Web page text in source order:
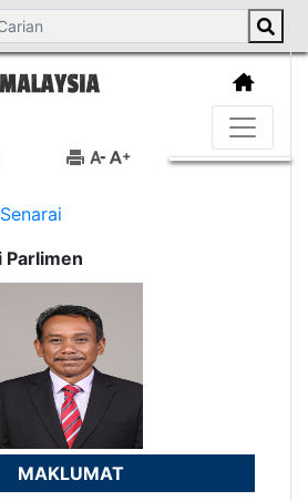
Parlimen
MAKLUMAT